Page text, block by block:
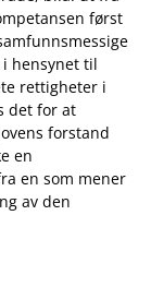
først
hensynet til
rettigheter i
det for at
forstand
en
en som mener
av den